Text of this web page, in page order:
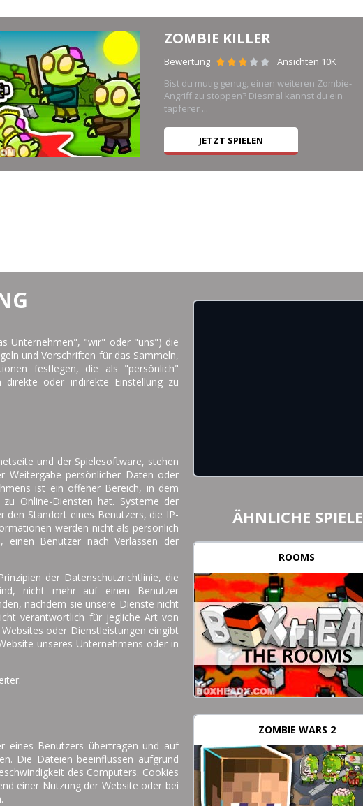
ZOMBIE KILLER
Bewertung
Ansichten 10K
Bist du mutig genug, einen weiteren Zombie-
Angriff zu stoppen? Diesmal kannst du ein
tapferer ...
JETZT SPIELEN
Unternehmen", "wir" oder "uns") die
und Vorschriften für das Sammeln,
festlegen, die als "persönlich"
oder indirekte Einstellung zu
und der Spielesoftware, stehen
Weitergabe persönlicher Daten oder
ist ein offener Bereich, in dem
Online-Diensten hat. Systeme der
Standort eines Benutzers, die IP-
werden nicht als persönlich
einen Benutzer nach Verlassen der
der Datenschutzrichtlinie, die
nicht mehr auf einen Benutzer
nachdem sie unsere Dienste nicht
verantwortlich für jegliche Art von
oder Dienstleistungen eingibt
unseres Unternehmens oder in
eines Benutzers übertragen und auf
Die Dateien beeinflussen aufgrund
des Computers. Cookies
einer Nutzung der Website oder bei
ÄHNLICHE SPIELE
ROOMS
ZOMBIE WARS 2